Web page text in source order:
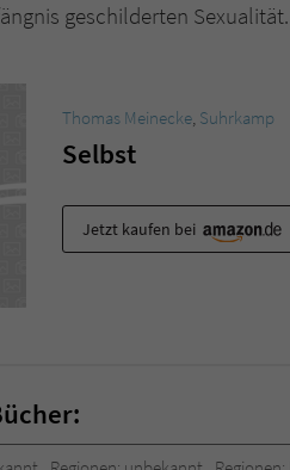
geschilderten Sexualität.
Thomas Meinecke, Suhrkamp
Selbst
Jetzt kaufen bei